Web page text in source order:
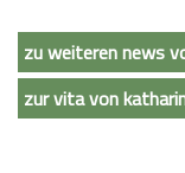
zu weiteren news
zur vita von